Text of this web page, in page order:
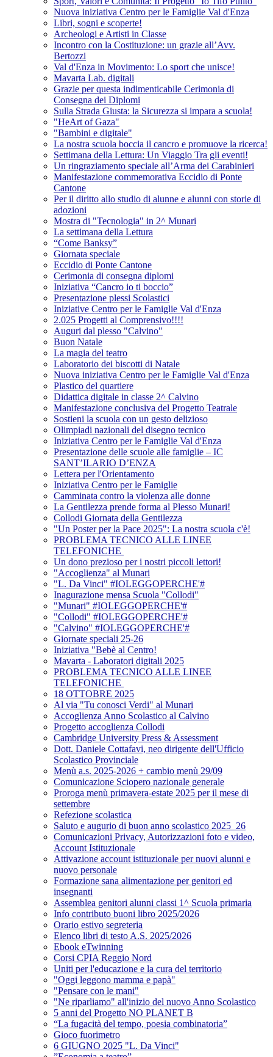
Nuova iniziativa Centro per le Famiglie Val d'Enza
Libri, sogni e scoperte!
Archeologi e Artisti in Classe
Incontro con la Costituzione: un grazie all’Avv.
Bertozzi
Val d'Enza in Movimento: Lo sport che unisce!
Mavarta Lab. digitali
Grazie per questa indimenticabile Cerimonia di
Consegna dei Diplomi
Sulla Strada Giusta: la Sicurezza si impara a scuola!
"HeArt of Gaza"
"Bambini e digitale"
La nostra scuola boccia il cancro e promuove la ricerca!
Settimana della Lettura: Un Viaggio Tra gli eventi!
Un ringraziamento speciale all’Arma dei Carabinieri
Manifestazione commemorativa Eccidio di Ponte
Cantone
Per il diritto allo studio di alunne e alunni con storie di
adozioni
Mostra di "Tecnologia" in 2^ Munari
La settimana della Lettura
“Come Banksy”
Giornata speciale
Eccidio di Ponte Cantone
Cerimonia di consegna diplomi
Iniziativa “Cancro io ti boccio”
Presentazione plessi Scolastici
Iniziative Centro per le Famiglie Val d'Enza
2.025 Progetti al Comprensivo!!!!
Auguri dal plesso "Calvino"
Buon Natale
La magia del teatro
Laboratorio dei biscotti di Natale
Nuova iniziativa Centro per le Famiglie Val d'Enza
Plastico del quartiere
Didattica digitale in classe 2^ Calvino
Manifestazione conclusiva del Progetto Teatrale
Sostieni la scuola con un gesto delizioso
Olimpiadi nazionali del disegno tecnico
Iniziativa Centro per le Famiglie Val d'Enza
Presentazione delle scuole alle famiglie – IC
SANT’ILARIO D’ENZA
Lettera per l'Orientamento
Iniziativa Centro per le Famiglie
Camminata contro la violenza alle donne
La Gentilezza prende forma al Plesso Munari!
Collodi Giornata della Gentilezza
"Un Poster per la Pace 2025": La nostra scuola c'è!
PROBLEMA TECNICO ALLE LINEE
TELEFONICHE
Un dono prezioso per i nostri piccoli lettori!
"Accoglienza" al Munari
"L. Da Vinci" #IOLEGGOPERCHE'#
Inagurazione mensa Scuola "Collodi"
"Munari" #IOLEGGOPERCHE'#
"Collodi" #IOLEGGOPERCHE'#
"Calvino" #IOLEGGOPERCHE'#
Giornate speciali 25-26
Iniziativa "Bebè al Centro!
Mavarta - Laboratori digitali 2025
PROBLEMA TECNICO ALLE LINEE
TELEFONICHE
18 OTTOBRE 2025
Al via "Tu conosci Verdi" al Munari
Accoglienza Anno Scolastico al Calvino
Progetto accoglienza Collodi
Cambridge University Press & Assessment
Dott. Daniele Cottafavi, neo dirigente dell'Ufficio
Scolastico Provinciale
Menù a.s. 2025-2026 + cambio menù 29/09
Comunicazione Sciopero nazionale generale
Proroga menù primavera-estate 2025 per il mese di
settembre
Refezione scolastica
Saluto e augurio di buon anno scolastico 2025_26
Comunicazioni Privacy, Autorizzazioni foto e video,
Account Istituzionale
Attivazione account istituzionale per nuovi alunni e
nuovo personale
Formazione sana alimentazione per genitori ed
insegnanti
Assemblea genitori alunni classi 1^ Scuola primaria
Info contributo buoni libro 2025/2026
Orario estivo segreteria
Elenco libri di testo A.S. 2025/2026
Ebook eTwinning
Corsi CPIA Reggio Nord
Uniti per l'educazione e la cura del territorio
"Oggi leggono mamma e papà"
"Pensare con le mani"
"Ne riparliamo" all'inizio del nuovo Anno Scolastico
5 anni del Progetto NO PLANET B
“La fugacità del tempo, poesia combinatoria”
Gioco fuorimetro
6 GIUGNO 2025 "L. Da Vinci"